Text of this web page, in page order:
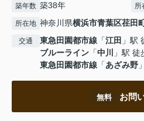
築年数 築38年 所
所在地 神奈川県横浜市青葉区荏田
交通 東急田園都市線 「江田 」駅
ブルーライン 「中川
」駅 徒
東急田園都市線 「あざみ野
無料 お問